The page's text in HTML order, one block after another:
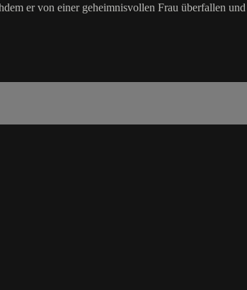
er von einer geheimnisvollen Frau überfallen